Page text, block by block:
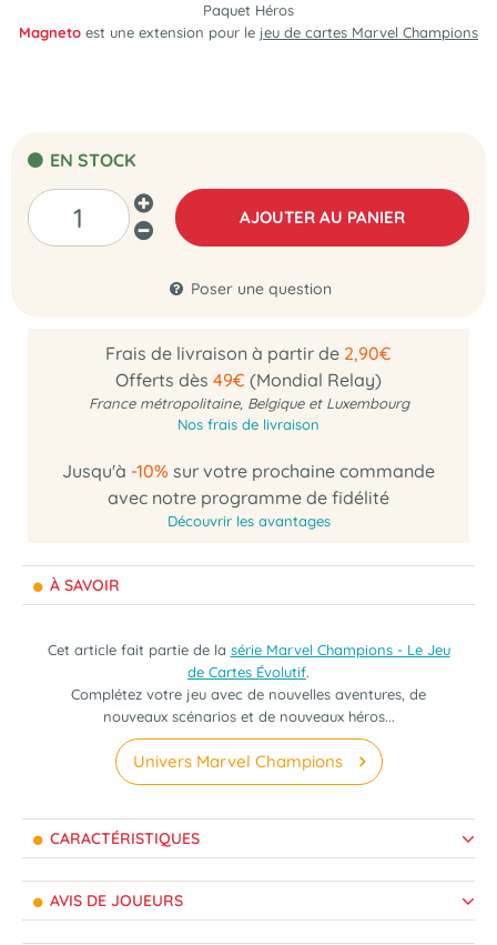
Paquet Héros
Magneto est une extension pour le jeu de cartes Marvel Champions
EN STOCK
AJOUTER AU PANIER
Poser une question
Frais de livraison à partir de 2,90€
Offerts dès 49€ (Mondial Relay)
France métropolitaine, Belgique et Luxembourg
Nos frais de livraison
Jusqu'à -10% sur votre prochaine commande
avec notre programme de fidélité
Découvrir les avantages
À SAVOIR
Cet article fait partie de la série Marvel Champions - Le Jeu
de Cartes Évolutif.
Complétez votre jeu avec de nouvelles aventures, de
nouveaux scénarios et de nouveaux héros...
Univers Marvel Champions
CARACTÉRISTIQUES
AVIS DE JOUEURS